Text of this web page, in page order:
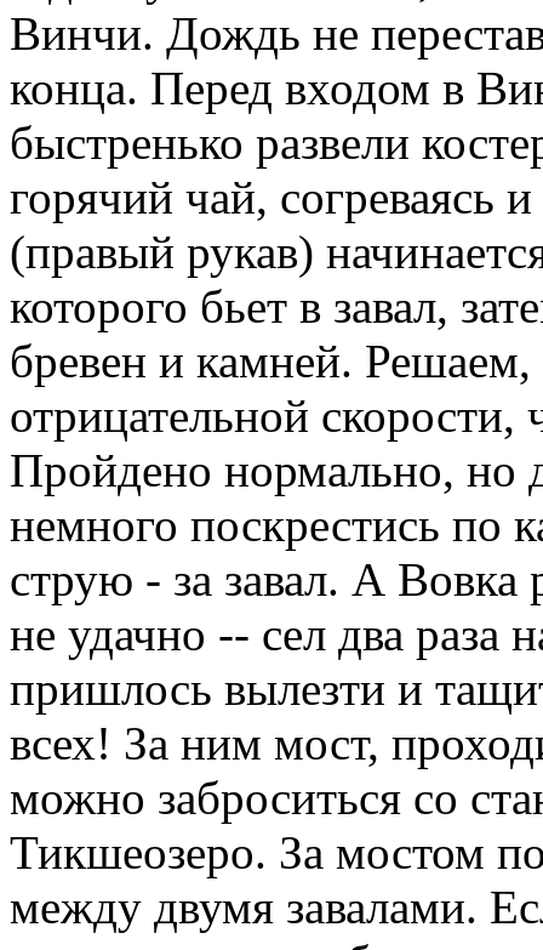
Винчи. Дождь не
конца. Перед входом в
быстренько развели
горячий чай, согреваясь
(правый рукав)
которого бьет в завал,
бревен и камней. Решаем,
отрицательной скорости,
Пройдено нормально, но
немного поскрестись по
струю - за завал. А
не удачно -- сел два раза
пришлось вылезти и
всех! За ним мост,
можно заброситься со
Тикшеозеро. За мостом
между двумя завалами.